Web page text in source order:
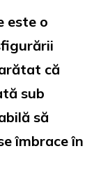
este o
că
sub
să
îmbrace în